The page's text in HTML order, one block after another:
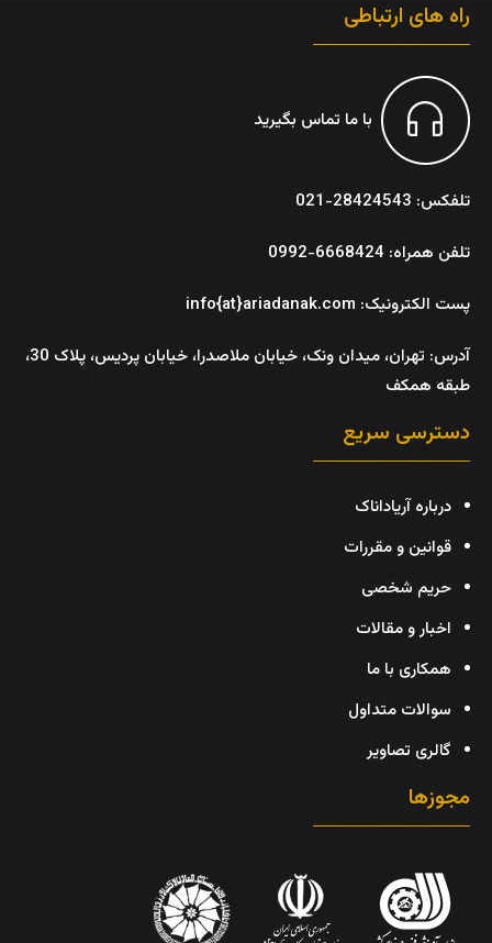
راه های ارتباطی
با ما تماس بگیرید
تلفکس: 28424543-021
تلفن همراه: 6668424-0992
پست الکترونیک: info{at}ariadanak.com
آدرس:
تهران، میدان ونک، خیابان ملاصدرا، خیابان پردیس، پلاک 30،
طبقه همکف
دسترسی سریع
درباره آریاداناک
قوانین و مقررات
حریم شخصی
اخبار و مقالات
همکاری با ما
سوالات متداول
گالری تصاویر
مجوزها